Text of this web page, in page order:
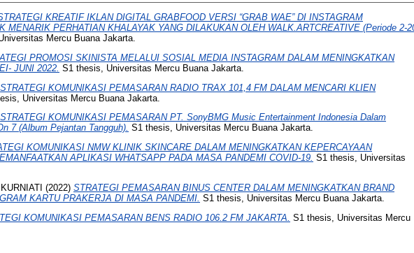
KREATIF IKLAN DIGITAL GRABFOOD VERSI “GRAB WAE” DI INSTAGRAM
MENARIK PERHATIAN KHALAYAK YANG DILAKUKAN OLEH WALK.ARTCREATIVE (Periode 2-
Mercu Buana Jakarta.
PROMOSI SKINISTA MELALUI SOSIAL MEDIA INSTAGRAM DALAM MENINGKATKAN
JUNI 2022. S1 thesis, Universitas Mercu Buana Jakarta.
STRATEGI KOMUNIKASI PEMASARAN RADIO TRAX 101,4 FM DALAM MENCARI KLIEN
Universitas Mercu Buana Jakarta.
STRATEGI KOMUNIKASI PEMASARAN PT. SonyBMG Music Entertainment Indonesia Dalam
7 (Album Pejantan Tangguh). S1 thesis, Universitas Mercu Buana Jakarta.
KOMUNIKASI NMW KLINIK SKINCARE DALAM MENINGKATKAN KEPERCAYAAN
APLIKASI WHATSAPP PADA MASA PANDEMI COVID-19. S1 thesis, Universitas
(2022) STRATEGI PEMASARAN BINUS CENTER DALAM MENINGKATKAN BRAND
KARTU PRAKERJA DI MASA PANDEMI. S1 thesis, Universitas Mercu Buana Jakarta.
KOMUNIKASI PEMASARAN BENS RADIO 106.2 FM JAKARTA. S1 thesis, Universitas Mercu